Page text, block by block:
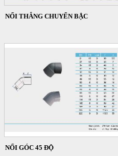
NỐI THẲNG CHUYỂN BẬC
NỐI GÓC 45 ĐỘ